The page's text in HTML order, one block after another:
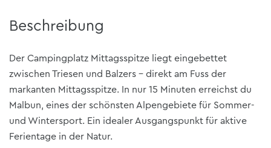
Beschreibung
Der Campingplatz Mittagsspitze liegt eingebettet
zwischen Triesen und Balzers – direkt am Fuss der
markanten Mittagsspitze. In nur 15 Minuten erreichst du
Malbun, eines der schönsten Alpengebiete für Sommer-
und Wintersport. Ein idealer Ausgangspunkt für aktive
Ferientage in der Natur.